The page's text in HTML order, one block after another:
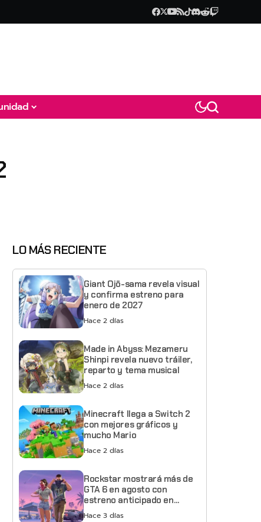
LO MÁS RECIENTE
Giant Ojō-sama revela visual
y confirma estreno para
enero de 2027
Hace 2 días
Made in Abyss: Mezameru
Shinpi revela nuevo tráiler,
reparto y tema musical
Hace 2 días
Minecraft llega a Switch 2
con mejores gráficos y
mucho Mario
Hace 2 días
Rockstar mostrará más de
GTA 6 en agosto con
estreno anticipado en
Netflix
Hace 3 días